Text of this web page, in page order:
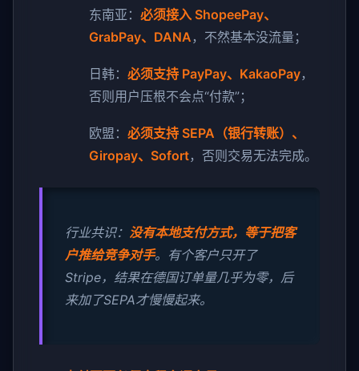
东南亚： 必须接入 ShopeePay、
GrabPay、DANA ，不然基本没流量；
日韩： 必须支持 PayPay、KakaoPay，
否则用户压根不会点“付款”；
欧盟： 必须支持 SEPA（银行转账）、
Giropay、Sofort，否则交易无法完成。
行业共识： 没有本地支付方式，等于把客
户推给竞争对手。有个客户只开了
Stripe，结果在德国订单量几乎为零，后
来加了SEPA才慢慢起来。